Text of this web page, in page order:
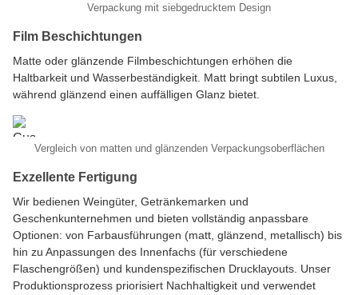
Verpackung mit siebgedrucktem Design
Film Beschichtungen
Matte oder glänzende Filmbeschichtungen erhöhen die
Haltbarkeit und Wasserbeständigkeit. Matt bringt subtilen Luxus,
während glänzend einen auffälligen Glanz bietet.
Vergleich von matten und glänzenden Verpackungsoberflächen
Exzellente Fertigung
Wir bedienen Weingüter, Getränkemarken und
Geschenkunternehmen und bieten vollständig anpassbare
Optionen: von Farbausführungen (matt, glänzend, metallisch) bis
hin zu Anpassungen des Innenfachs (für verschiedene
Flaschengrößen) und kundenspezifischen Drucklayouts. Unser
Produktionsprozess priorisiert Nachhaltigkeit und verwendet